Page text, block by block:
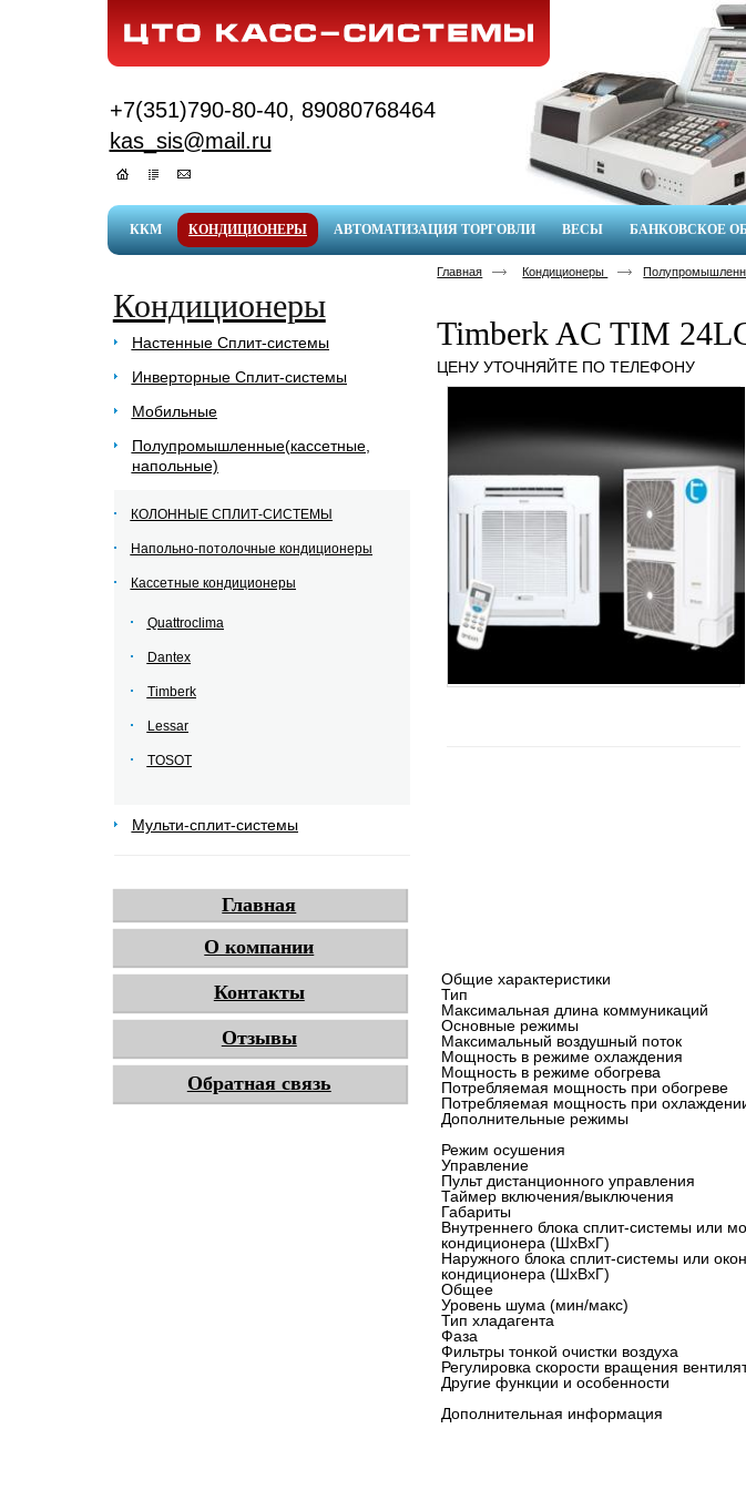
+7(351)790-80-40, 89080768464
kas_sis@mail.ru
ККМ КОНДИЦИОНЕРЫ АВТОМАТИЗАЦИЯ ТОРГОВЛИ ВЕСЫ БАНКОВСКОЕ
Кондиционеры
Настенные Сплит-системы
Инверторные Сплит-системы
Мобильные
Полупромышленные(кассетные,
напольные)
КОЛОННЫЕ СПЛИТ-СИСТЕМЫ
Напольно-потолочные кондиционеры
Кассетные кондиционеры
Quattroclima
Dantex
Timberk
Lessar
TOSOT
Мульти-сплит-системы
Главная
О компании
Контакты
Отзывы
Обратная связь
Главная Кондиционеры
Timberk AC TIM
ЦЕНУ УТОЧНЯЙТЕ ПО ТЕЛЕФОНУ
Общие характеристики
Тип
Максимальная длина коммуникаций
Основные режимы
Максимальный воздушный поток
Мощность в режиме охлаждения
Мощность в режиме обогрева
Потребляемая мощность при обогреве
Потребляемая мощность при
Дополнительные режимы
Режим осушения
Управление
Пульт дистанционного управления
Таймер включения/выключения
Габариты
Внутреннего блока сплит-системы или
кондиционера (ШxВxГ)
Наружного блока сплит-системы или
кондиционера (ШxВxГ)
Общее
Уровень шума (мин/макс)
Тип хладагента
Фаза
Фильтры тонкой очистки воздуха
Регулировка скорости вращения
Другие функции и особенности
Дополнительная информация